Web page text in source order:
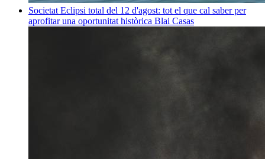
Societat Eclipsi total del 12 d'agost: tot el que cal saber per
aprofitar una oportunitat històrica Blai Casas